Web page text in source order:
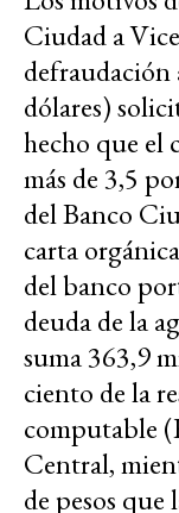
Ciudad a
defraudación
dólares)
hecho que el
más de 3,5
del Banco
carta
del banco
deuda de la
suma 363,9
ciento de la
computable
Central,
de pesos